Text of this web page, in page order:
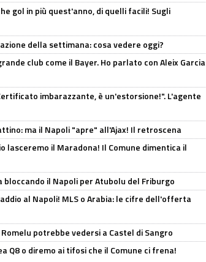
gol in più quest'anno, di quelli facili! Sugli
della settimana: cosa vedere oggi?
club come il Bayer. Ho parlato con Aleix Garcia
imbarazzante, è un'estorsione!". L'agente
ma il Napoli "apre" all'Ajax! Il retroscena
lasceremo il Maradona! Il Comune dimentica il
bloccando il Napoli per Atubolu del Friburgo
al Napoli! MLS o Arabia: le cifre dell'offerta
potrebbe vedersi a Castel di Sangro
Q8 o diremo ai tifosi che il Comune ci frena!